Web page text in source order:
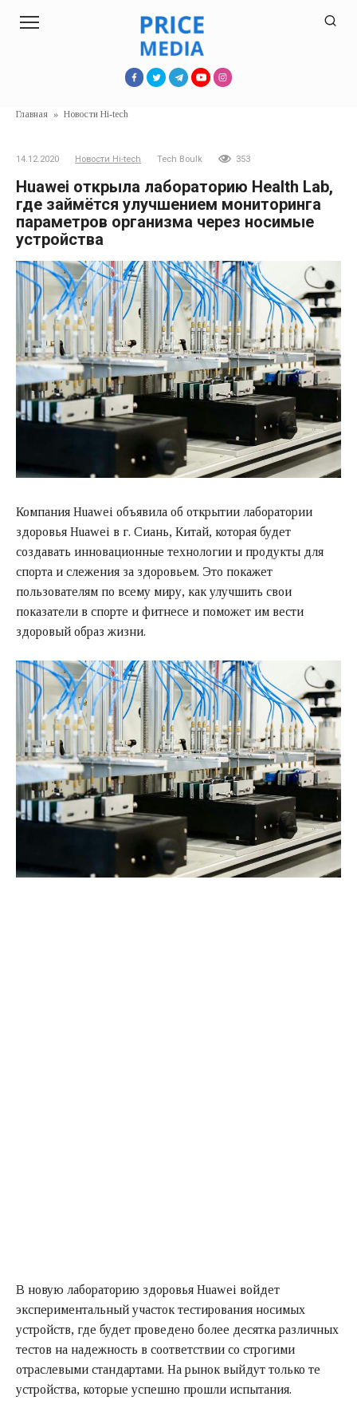
Главная » Новости Hi-tech
14.12.2020 Новости Hi-tech Tech Boulk 353
Huawei открыла лабораторию Health Lab,
где займётся улучшением мониторинга
параметров организма через носимые
устройства
Компания Huawei объявила об открытии лаборатории
здоровья Huawei в г. Сиань, Китай, которая будет
создавать инновационные технологии и продукты для
спорта и слежения за здоровьем. Это покажет
пользователям по всему миру, как улучшить свои
показатели в спорте и фитнесе и поможет им вести
здоровый образ жизни.
В новую лабораторию здоровья Huawei войдет
экспериментальный участок тестирования носимых
устройств, где будет проведено более десятка различных
тестов на надежность в соответствии со строгими
отраслевыми стандартами. На рынок выйдут только те
устройства, которые успешно прошли испытания.